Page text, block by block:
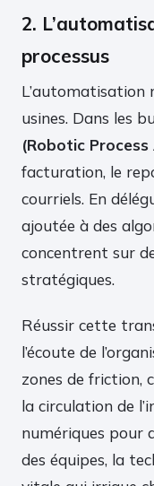
2.
processus
L’automatisation
usines. Dans les
(Robotic
facturation, le
courriels. En
ajoutée à des
concentrent sur
stratégiques.
Réussir cette
l’écoute de
zones de friction,
la circulation de
numériques pour
des équipes, la